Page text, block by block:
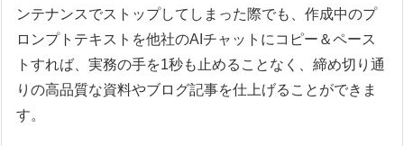
ンテナンスでストップしてしまった際でも、作成中のプ
ロンプトテキストを他社のAIチャットにコピー＆ペース
トすれば、実務の手を1秒も止めることなく、締め切り通
りの高品質な資料やブログ記事を仕上げることができま
す。